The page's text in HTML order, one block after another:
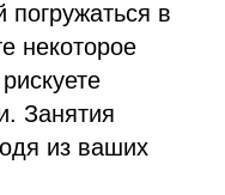
погружаться в
некоторое
Занятия
из ваших